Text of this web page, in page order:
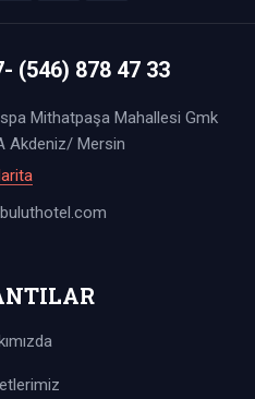
(546) 878 47 33
Mithatpaşa Mahallesi Gmk
Akdeniz/ Mersin